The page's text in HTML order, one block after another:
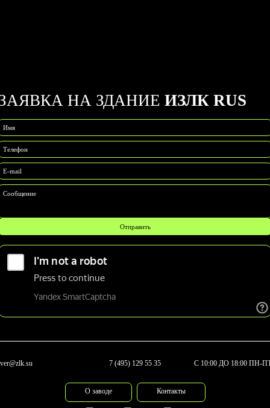
НА ЗДАНИЕ ИЗЛК RUS
Имя
Телефон
E-mail
Сообщение
7 (495) 129 55 35 С 10:00 ДО 18:00 ПН-
О заводе Контакты